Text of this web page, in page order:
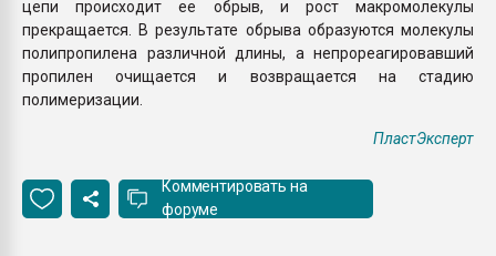
цепи происходит ее обрыв, и рост макромолекулы
прекращается. В результате обрыва образуются молекулы
полипропилена различной длины, а непрореагировавший
пропилен очищается и возвращается на стадию
полимеризации.
ПластЭксперт
Комментировать на
форуме